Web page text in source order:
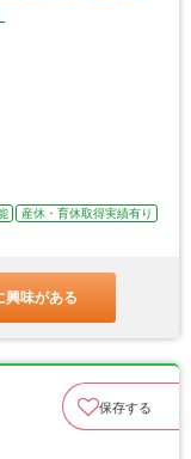
産休・育休取得実績有り
興味がある
保存する